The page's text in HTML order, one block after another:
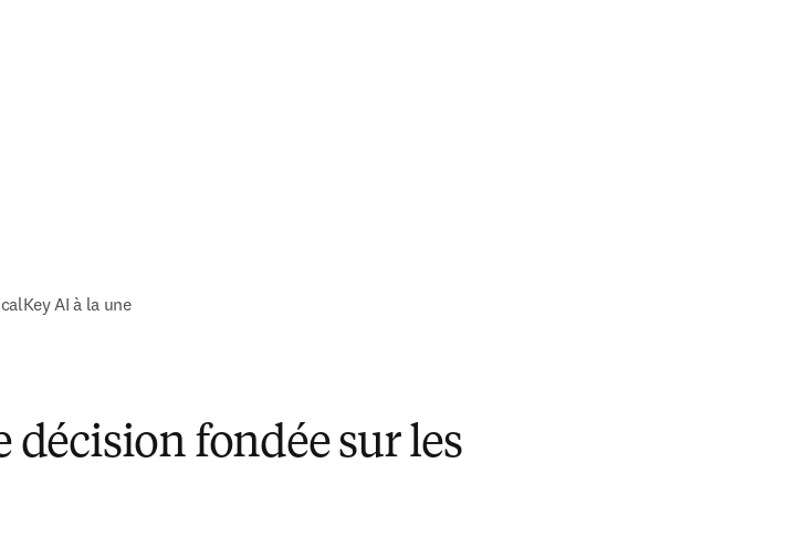
AI à la une
décision fondée sur les